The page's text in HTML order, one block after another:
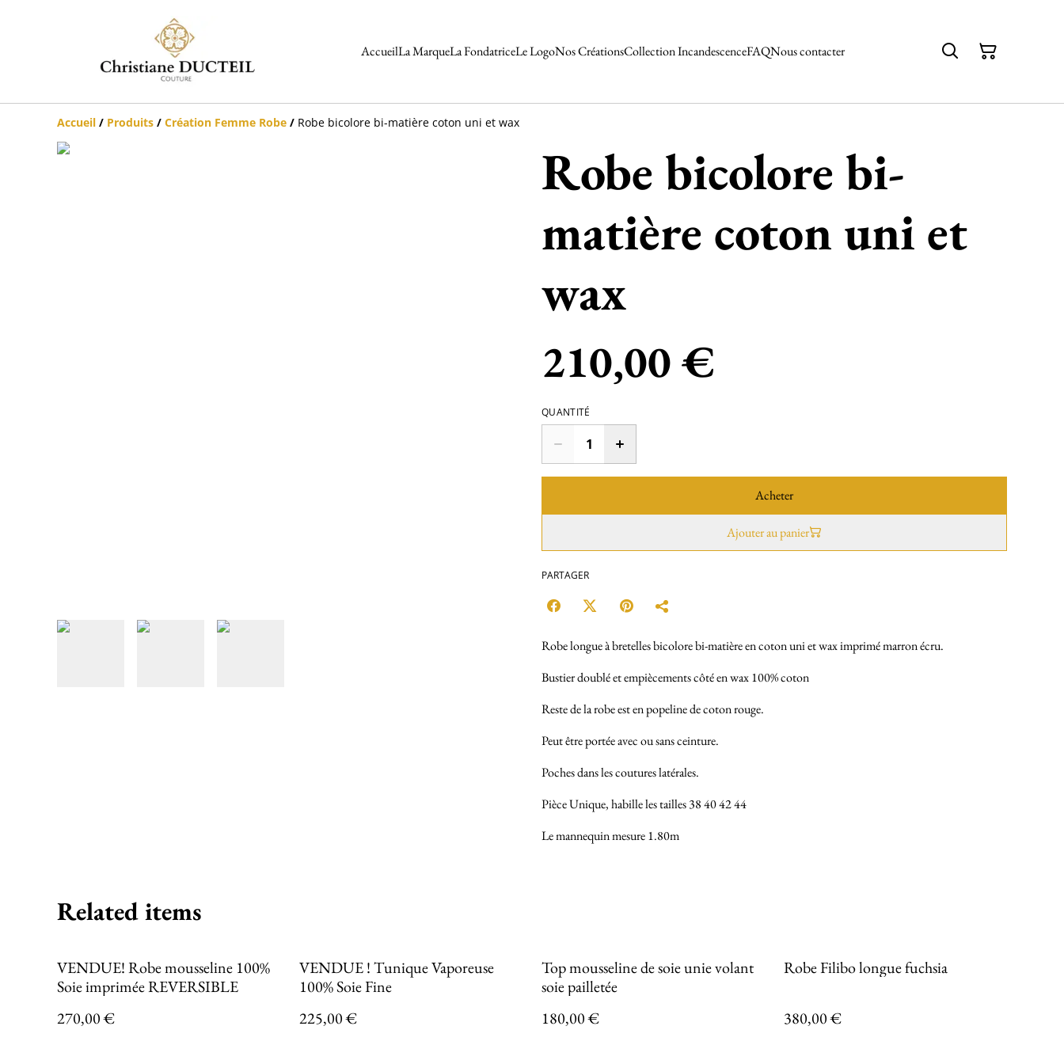
AccueilLa MarqueLa FondatriceLe LogoNos CréationsCollection IncandescenceFAQNous contacter
Accueil / Produits / Création Femme Robe / Robe bicolore bi-matière coton uni et wax
Robe bicolore bi-
matière coton uni et
wax
210,00 €
QUANTITÉ
Acheter
Ajouter au panier
PARTAGER
Robe longue à bretelles bicolore bi-matière en coton uni et wax imprimé marron écru.
Bustier doublé et empiècements côté en wax 100% coton
Reste de la robe est en popeline de coton rouge.
Peut être portée avec ou sans ceinture.
Poches dans les coutures latérales.
Pièce Unique, habille les tailles 38 40 42 44
Le mannequin mesure 1.80m
Related items
VENDUE! Robe mousseline 100%
Soie imprimée REVERSIBLE
270,00 €
VENDUE ! Tunique Vaporeuse
100% Soie Fine
225,00 €
Top mousseline de soie unie volant
soie pailletée
180,00 €
Robe Filibo longue fuchsia
380,00 €